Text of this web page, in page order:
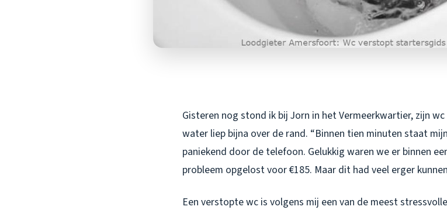
Gisteren nog stond ik bij Jorn in het Vermeerkwartier, zijn
water liep bijna over de rand. “Binnen tien minuten staat
paniekend door de telefoon. Gelukkig waren we er binnen
probleem opgelost voor €185. Maar dit had veel erger
Een verstopte wc is volgens mij een van de meest